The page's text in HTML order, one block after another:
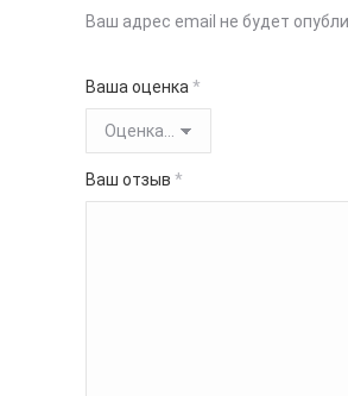
Ваш адрес email не будет
Ваша оценка *
Ваш отзыв *